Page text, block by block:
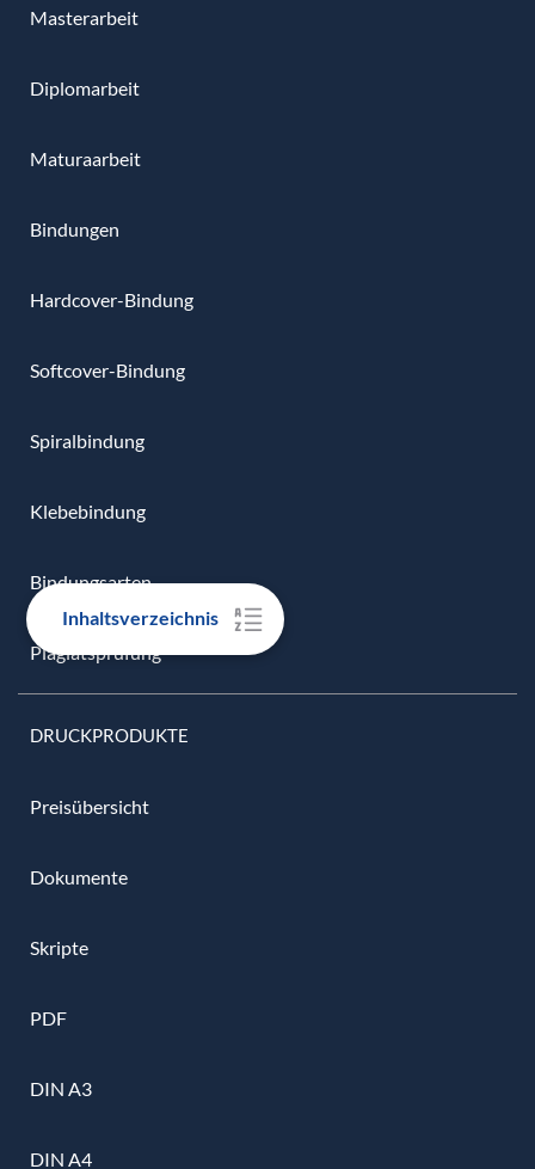
Inhaltsverzeichnis
Masterarbeit
Diplomarbeit
Maturaarbeit
Bindungen
Hardcover-Bindung
Softcover-Bindung
Spiralbindung
Klebebindung
Bindungsarten
Plagiatsprüfung
DRUCKPRODUKTE
Preisübersicht
Dokumente
Skripte
PDF
DIN A3
DIN A4